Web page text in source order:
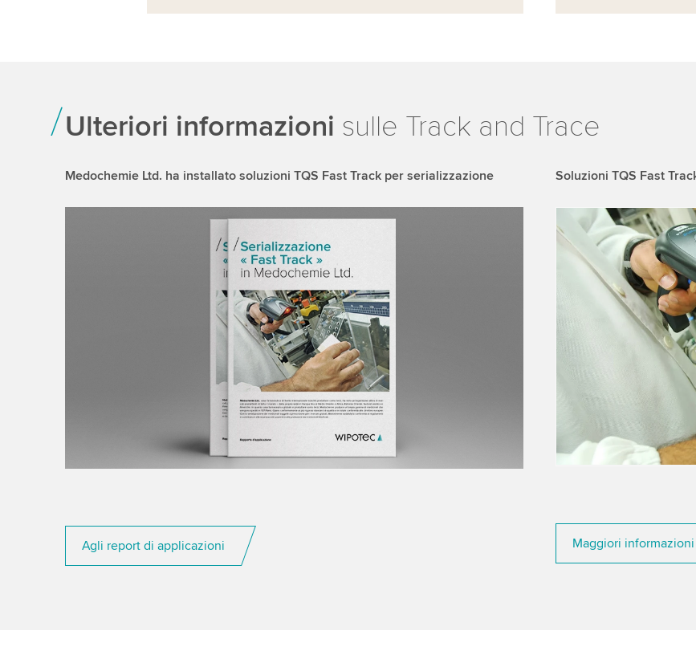
Ulteriori informazioni sulle Track and Trace
Medochemie Ltd. ha installato soluzioni TQS Fast Track per serializzazione
Agli report di applicazioni
Soluzioni TQS Fast
We need your
We use a third
data about your
to watch this video.
Maggiori informazioni